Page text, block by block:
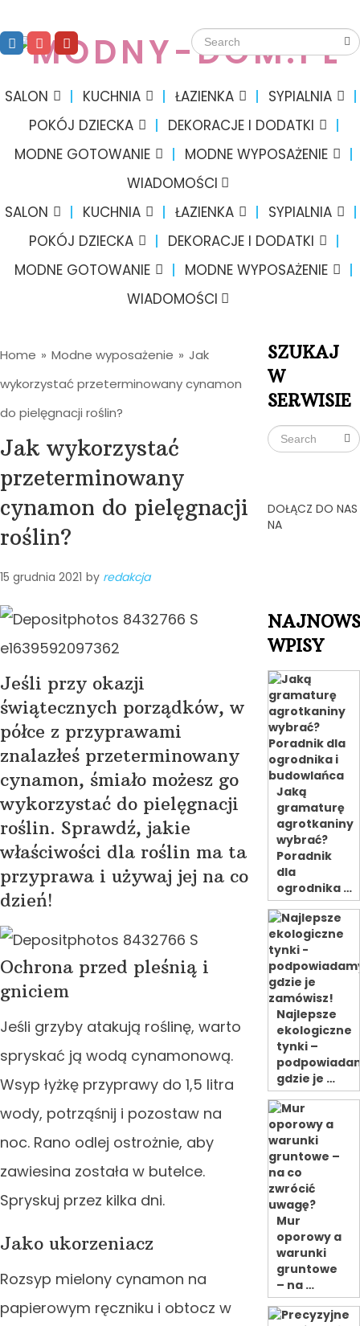
SALON KUCHNIA ŁAZIENKA
SYPIALNIA
POKÓJ DZIECKA
DEKORACJE I DODATKI
MODNE GOTOWANIE
MODNE WYPOSAŻENIE
WIADOMOŚCI
SALON
KUCHNIA ŁAZIENKA
SYPIALNIA
POKÓJ DZIECKA
DEKORACJE I DODATKI
MODNE GOTOWANIE
MODNE WYPOSAŻENIE
WIADOMOŚCI
Home » Modne wyposażenie » Jak
wykorzystać przeterminowany cynamon
do pielęgnacji roślin?
Jak wykorzystać
przeterminowany
cynamon do pielęgnacji
roślin?
15 grudnia 2021 by redakcja
Jeśli przy okazji
świątecznych porządków, w
półce z przyprawami
znalazłeś przeterminowany
cynamon, śmiało możesz go
wykorzystać do pielęgnacji
roślin. Sprawdź, jakie
właściwości dla roślin ma ta
przyprawa i używaj jej na co
dzień!
Ochrona przed pleśnią i
gniciem
Jeśli grzyby atakują roślinę, warto
spryskać ją wodą cynamonową.
Wsyp łyżkę przyprawy do 1,5 litra
wody, potrząśnij i pozostaw na
noc. Rano odlej ostrożnie, aby
zawiesina została w butelce.
Spryskuj przez kilka dni.
Jako ukorzeniacz
Rozsyp mielony cynamon na
papierowym ręczniku i obtocz w
SZUKAJ
W
SERWISIE
DOŁĄCZ DO NAS
NA
WPISY
Jaką
gramaturę
agrotkaniny
wybrać?
Poradnik
dla
ogrodnika …
Najlepsze
ekologiczne
tynki –
gdzie je …
Mur
oporowy a
warunki
gruntowe
– na …